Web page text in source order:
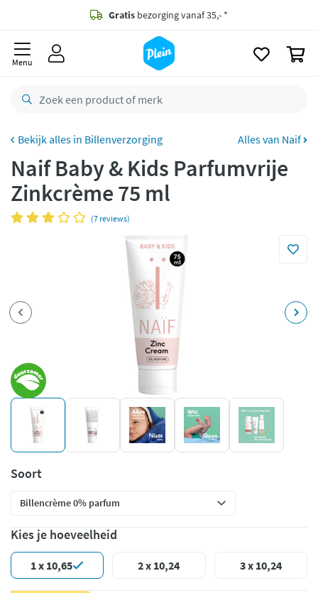
Gratis bezorging vanaf 35,- *
besteld,
retourneren
CO2 neutraal
Betaal met Klarna
Menu
Billenverzorging Alles van Naif
Naif Baby & Kids Parfumvrije
Zinkcrème 75 ml
(7 reviews)
Soort
Kies je hoeveelheid
1 x 10,65 2 x 10,24 3 x 10,24